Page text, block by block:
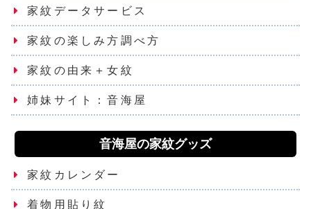
家紋データサービス
家紋の楽しみ方調べ方
家紋の由来＋女紋
姉妹サイト：音海屋
音海屋の家紋グッズ
家紋カレンダー
着物用貼り紋